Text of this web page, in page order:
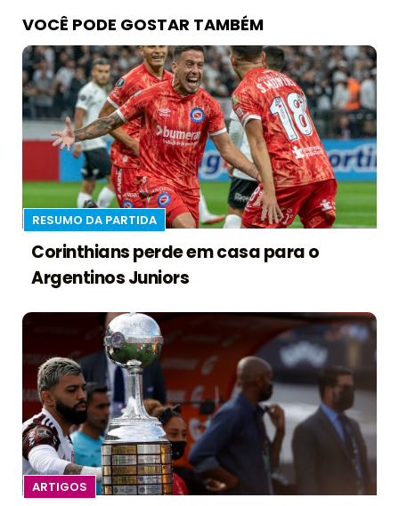
VOCÊ PODE GOSTAR TAMBÉM
RESUMO DA PARTIDA
Corinthians perde em casa para o
Argentinos Juniors
ARTIGOS